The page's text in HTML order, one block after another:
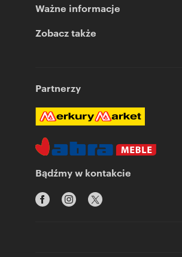
Ważne informacje
Zobacz także
Partnerzy
Bądźmy w kontakcie